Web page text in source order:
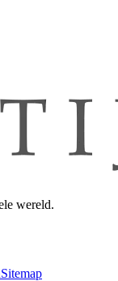
wereld.
Sitemap